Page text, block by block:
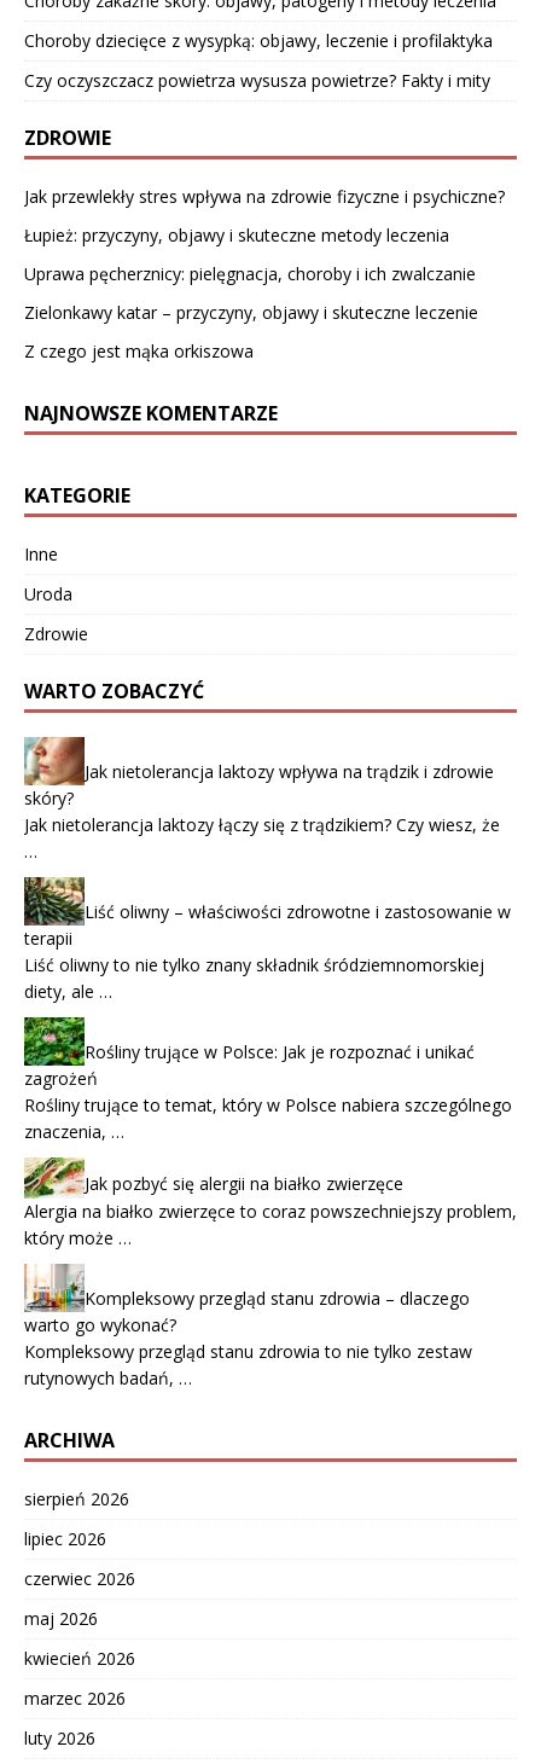
Choroby dziecięce z wysypką: objawy, leczenie i profilaktyka
Czy oczyszczacz powietrza wysusza powietrze? Fakty i mity
ZDROWIE
Jak przewlekły stres wpływa na zdrowie fizyczne i psychiczne?
Łupież: przyczyny, objawy i skuteczne metody leczenia
Uprawa pęcherznicy: pielęgnacja, choroby i ich zwalczanie
Zielonkawy katar – przyczyny, objawy i skuteczne leczenie
Z czego jest mąka orkiszowa
NAJNOWSZE KOMENTARZE
KATEGORIE
Inne
Uroda
Zdrowie
WARTO ZOBACZYĆ
Jak nietolerancja laktozy wpływa na trądzik i zdrowie
skóry?
Jak nietolerancja laktozy łączy się z trądzikiem? Czy wiesz, że
…
Liść oliwny – właściwości zdrowotne i zastosowanie w
terapii
Liść oliwny to nie tylko znany składnik śródziemnomorskiej
diety, ale …
Rośliny trujące w Polsce: Jak je rozpoznać i unikać
zagrożeń
Rośliny trujące to temat, który w Polsce nabiera szczególnego
znaczenia, …
Jak pozbyć się alergii na białko zwierzęce
Alergia na białko zwierzęce to coraz powszechniejszy problem,
który może …
Kompleksowy przegląd stanu zdrowia – dlaczego
warto go wykonać?
Kompleksowy przegląd stanu zdrowia to nie tylko zestaw
rutynowych badań, …
ARCHIWA
sierpień 2026
lipiec 2026
czerwiec 2026
maj 2026
kwiecień 2026
marzec 2026
luty 2026